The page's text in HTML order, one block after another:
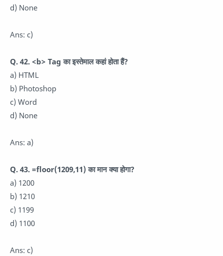
d) None
Ans: c)
Q. 42. <b> Tag का इस्तेमाल कहां होता हैं?
a) HTML
b) Photoshop
c) Word
d) None
Ans: a)
Q. 43. =floor(1209,11) का मान क्या होगा?
a) 1200
b) 1210
c) 1199
d) 1100
Ans: c)